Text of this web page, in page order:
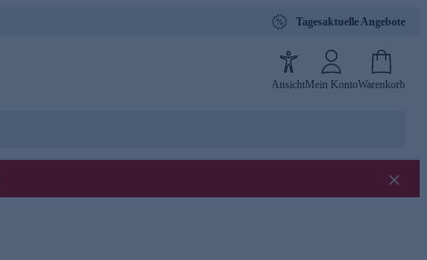
Tagesaktuelle Angebote
AnsichtMein KontoWarenkorb